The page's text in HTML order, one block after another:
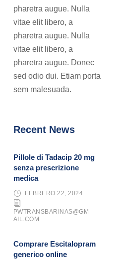
pharetra augue. Nulla
vitae elit libero, a
pharetra augue. Nulla
vitae elit libero, a
pharetra augue. Donec
sed odio dui. Etiam porta
sem malesuada.
Recent News
Pillole di Tadacip 20 mg
senza prescrizione
medica
FEBRERO 22, 2024
PWTRANSBARINAS@GM
AIL.COM
Comprare Escitalopram
generico online